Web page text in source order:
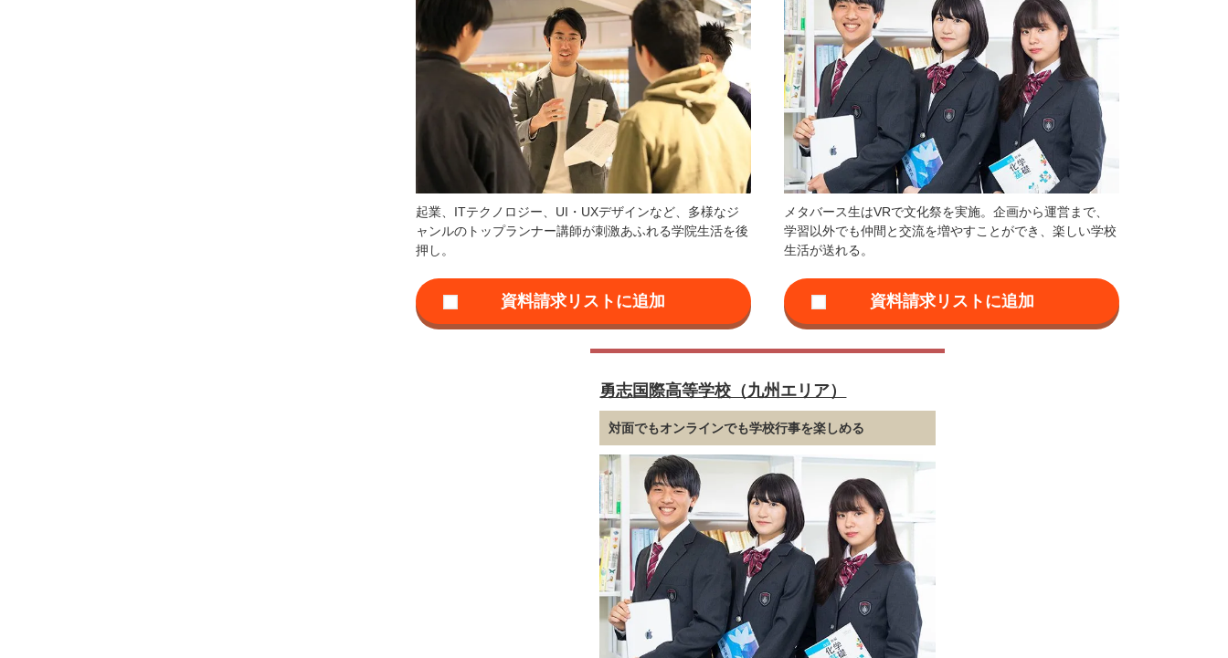
起業、ITテクノロジー、UI・UXデザインなど、多様なジ
ャンルのトップランナー講師が刺激あふれる学院生活を後
押し。
メタバース生はVRで文化祭を実施。企画から運営まで、
学習以外でも仲間と交流を増やすことができ、楽しい学校
生活が送れる。
勇志国際高等学校（九州エリア）
対面でもオンラインでも学校行事を楽しめる